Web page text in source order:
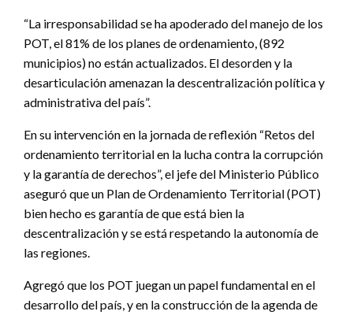
“La irresponsabilidad se ha apoderado del manejo de los
POT, el 81% de los planes de ordenamiento, (892
municipios) no están actualizados. El desorden y la
desarticulación amenazan la descentralización política y
administrativa del país”.
En su intervención en la jornada de reflexión “Retos del
ordenamiento territorial en la lucha contra la corrupción
y la garantía de derechos”, el jefe del Ministerio Público
aseguró que un Plan de Ordenamiento Territorial (POT)
bien hecho es garantía de que está bien la
descentralización y se está respetando la autonomía de
las regiones.
Agregó que los POT juegan un papel fundamental en el
desarrollo del país, y en la construcción de la agenda de